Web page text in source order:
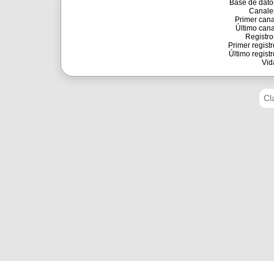
Base de
Primer
Último
Primer
Último